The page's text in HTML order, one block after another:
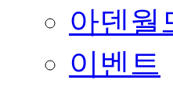
아덴월
이벤트